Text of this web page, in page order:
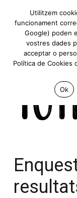
Utilitzem
funcionament
Google) poden
vostres dades
acceptar o
Política de Cookies
Ok